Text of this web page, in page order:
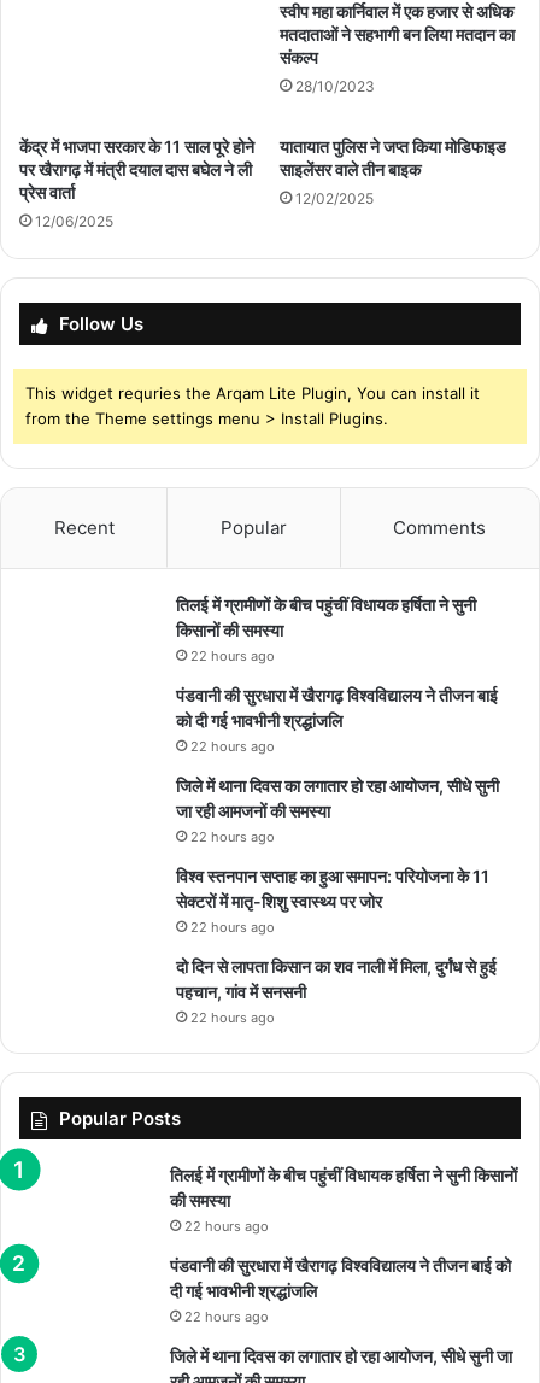
स्वीप महा कार्निवाल में एक हजार से अधिक
मतदाताओं ने सहभागी बन लिया मतदान का
संकल्प
28/10/2023
केंद्र में भाजपा सरकार के 11 साल पूरे होने
पर खैरागढ़ में मंत्री दयाल दास बघेल ने ली
प्रेस वार्ता
12/06/2025
यातायात पुलिस ने जप्त किया मोडिफाइड
साइलेंसर वाले तीन बाइक
12/02/2025
Follow Us
This widget requries the Arqam Lite Plugin, You can install it
from the Theme settings menu > Install Plugins.
Recent Popular Comments
तिलई में ग्रामीणों के बीच पहुंचीं विधायक हर्षिता ने सुनी
किसानों की समस्या
22 hours ago
पंडवानी की सुरधारा में खैरागढ़ विश्वविद्यालय ने तीजन बाई
को दी गई भावभीनी श्रद्धांजलि
22 hours ago
जिले में थाना दिवस का लगातार हो रहा आयोजन, सीधे सुनी
जा रही आमजनों की समस्या
22 hours ago
विश्व स्तनपान सप्ताह का हुआ समापन: परियोजना के 11
सेक्टरों में मातृ-शिशु स्वास्थ्य पर जोर
22 hours ago
दो दिन से लापता किसान का शव नाली में मिला, दुर्गंध से हुई
पहचान, गांव में सनसनी
22 hours ago
Popular Posts
तिलई में ग्रामीणों के बीच पहुंचीं विधायक हर्षिता ने सुनी किसानों
की समस्या
22 hours ago
पंडवानी की सुरधारा में खैरागढ़ विश्वविद्यालय ने तीजन बाई को
दी गई भावभीनी श्रद्धांजलि
22 hours ago
जिले में थाना दिवस का लगातार हो रहा आयोजन, सीधे सुनी जा